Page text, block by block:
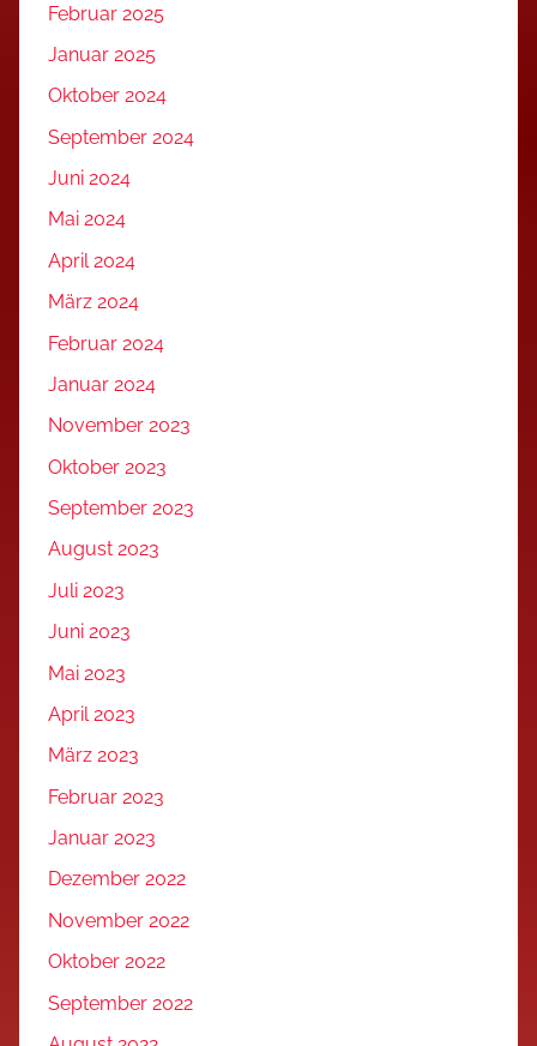
Februar 2025
Januar 2025
Oktober 2024
September 2024
Juni 2024
Mai 2024
April 2024
März 2024
Februar 2024
Januar 2024
November 2023
Oktober 2023
September 2023
August 2023
Juli 2023
Juni 2023
Mai 2023
April 2023
März 2023
Februar 2023
Januar 2023
Dezember 2022
November 2022
Oktober 2022
September 2022